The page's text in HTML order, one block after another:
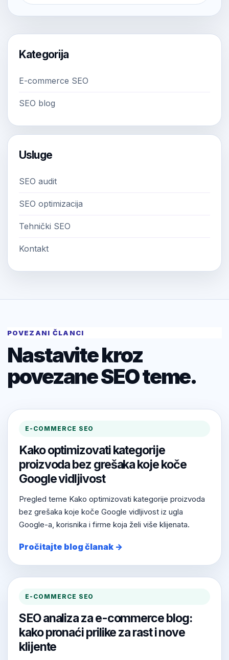
Kategorija
E-commerce SEO
SEO blog
Usluge
SEO audit
SEO optimizacija
Tehnički SEO
Kontakt
POVEZANI ČLANCI
Nastavite kroz
povezane SEO teme.
E-COMMERCE SEO
Kako optimizovati kategorije
proizvoda bez grešaka koje koče
Google vidljivost
Pregled teme Kako optimizovati kategorije proizvoda
bez grešaka koje koče Google vidljivost iz ugla
Google-a, korisnika i firme koja želi više klijenata.
Pročitajte blog članak →
E-COMMERCE SEO
SEO analiza za e-commerce blog:
kako pronaći prilike za rast i nove
klijente